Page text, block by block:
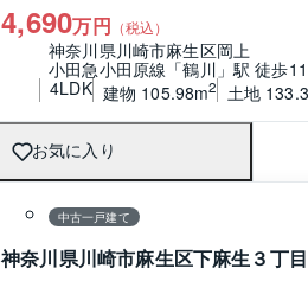
4,690万円 （税込）
神奈川県川崎市麻生区岡上
小田急小田原線「鶴川」駅 徒歩
4LDK 建物 105.98m2 土地
お気に入り
中古一戸建て
神奈川県川崎市麻生区下麻生３丁目